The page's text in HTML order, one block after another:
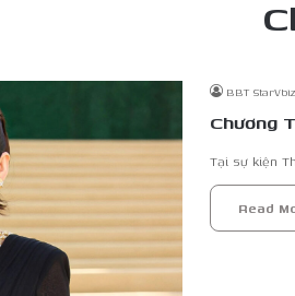
BBT StarVbiz
Chương
Tại sự kiện
Read